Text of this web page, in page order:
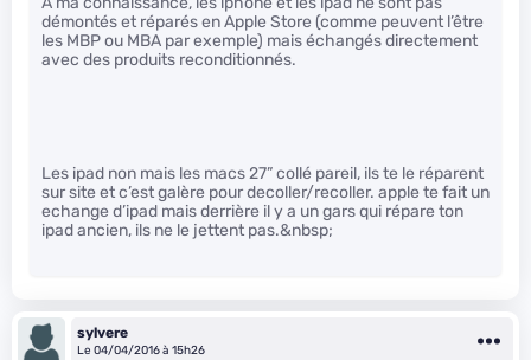
démontés et réparés en Apple Store (comme peuvent l’être
les MBP ou MBA par exemple) mais échangés directement
avec des produits reconditionnés.
Les ipad non mais les macs 27” collé pareil, ils te le réparent
sur site et c’est galère pour decoller/recoller. apple te fait un
echange d’ipad mais derrière il y a un gars qui répare ton
ipad ancien, ils ne le jettent pas.&nbsp;
sylvere
Le 04/04/2016 à 15h26